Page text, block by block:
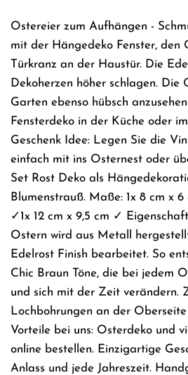
.
.
Ostereier zum Aufhängen -
mit der Hängedeko Fenster, den
Türkranz an der Haustür. Die
Dekoherzen höher schlagen. Die
Garten ebenso hübsch
Fensterdeko in der Küche oder
Geschenk Idee: Legen Sie die
einfach mit ins Osternest oder
Set Rost Deko als
Blumenstrauß. Maße: 1x 8 cm x
✓1x 12 cm x 9,5 cm ✓
Ostern wird aus Metall
Edelrost Finish bearbeitet. So
Chic Braun Töne, die bei jedem
und sich mit der Zeit verändern.
Lochbohrungen an der
Vorteile bei uns: Osterdeko und
online bestellen. ​Einzigartige
Anlass und jede Jahreszeit.